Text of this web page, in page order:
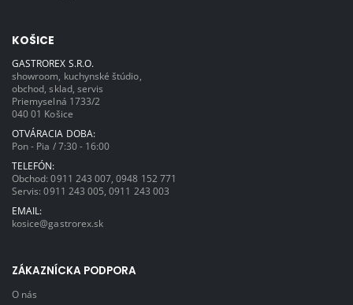
KOŠICE
GASTROREX S.R.O.
showroom, kuchynské štúdio,
obchod, sklad, servis
Priemyselná 1733/2
040 01 Košice
OTVÁRACIA DOBA:
Pon - Pia / 7:30 - 16:00
TELEFÓN:
Obchod:0911 243 007 ,0948 152 771
Servis:0911 243 005 ,0911 243 003
EMAIL:
kosice@gastrorex.sk
ZÁKAZNÍCKA PODPORA
O nás